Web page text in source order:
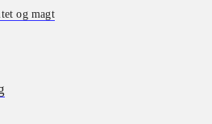
og magt